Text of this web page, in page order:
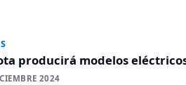
producirá modelos
2024